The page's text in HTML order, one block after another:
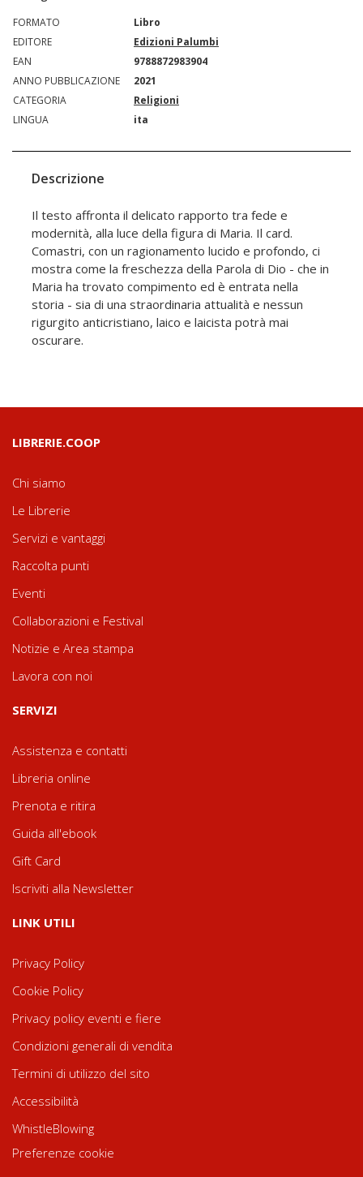
FORMATO
Libro
EDITORE
Edizioni Palumbi
EAN
9788872983904
ANNO PUBBLICAZIONE
2021
CATEGORIA
Religioni
LINGUA
ita
Descrizione
Il testo affronta il delicato rapporto tra fede e
modernità, alla luce della figura di Maria. Il card.
Comastri, con un ragionamento lucido e profondo, ci
mostra come la freschezza della Parola di Dio - che in
Maria ha trovato compimento ed è entrata nella
storia - sia di una straordinaria attualità e nessun
rigurgito anticristiano, laico e laicista potrà mai
oscurare.
LIBRERIE.COOP
Chi siamo
Le Librerie
Servizi e vantaggi
Raccolta punti
Eventi
Collaborazioni e Festival
Notizie e Area stampa
Lavora con noi
SERVIZI
Assistenza e contatti
Libreria online
Prenota e ritira
Guida all'ebook
Gift Card
Iscriviti alla Newsletter
LINK UTILI
Privacy Policy
Cookie Policy
Privacy policy eventi e fiere
Condizioni generali di vendita
Termini di utilizzo del sito
Accessibilità
WhistleBlowing
Preferenze cookie